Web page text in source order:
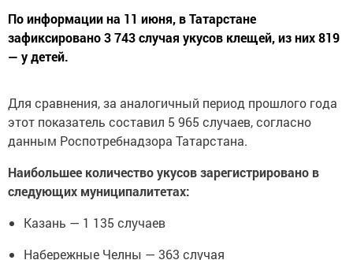
По информации на 11 июня, в Татарстане
зафиксировано 3 743 случая укусов клещей, из них 819
— у детей.
Для сравнения, за аналогичный период прошлого года
этот показатель составил 5 965 случаев, согласно
данным Роспотребнадзора Татарстана.
Наибольшее количество укусов зарегистрировано в
следующих муниципалитетах:
Казань — 1 135 случаев
Набережные Челны — 363 случая